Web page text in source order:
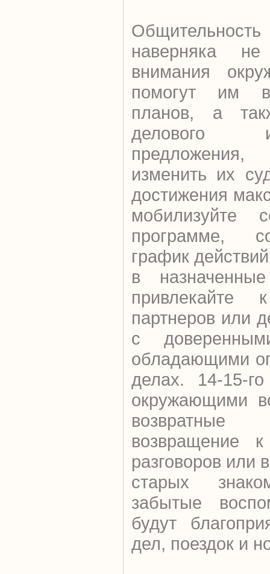
наверняка
внимания
помогут им в
планов, а
делового
изменить их
достижения
мобилизуйте
программе,
график
в
партнеров или
с
обладающими
делах. 14-15-
окружающими
возвращение
разговоров или
старых
забытые
будут
дел, поездок и